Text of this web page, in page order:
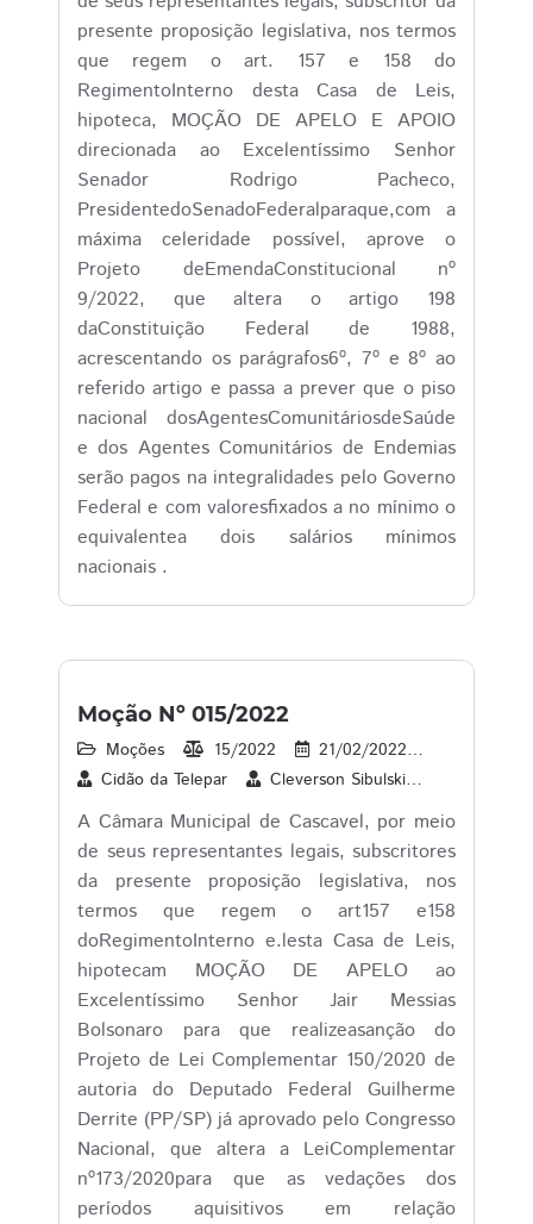
presente proposição legislativa, nos termos
que regem o art. 157 e 158 do
RegimentoInterno desta Casa de Leis,
hipoteca, MOÇÃO DE APELO E APOIO
direcionada ao Excelentíssimo Senhor
Senador Rodrigo Pacheco,
PresidentedoSenadoFederalparaque,com a
máxima celeridade possível, aprove o
Projeto deEmendaConstitucional nº
9/2022, que altera o artigo 198
daConstituição Federal de 1988,
acrescentando os parágrafos6º, 7º e 8º ao
referido artigo e passa a prever que o piso
nacional dosAgentesComunitáriosdeSaúde
e dos Agentes Comunitários de Endemias
serão pagos na integralidades pelo Governo
Federal e com valoresfixados a no mínimo o
equivalentea dois salários mínimos
nacionais .
Moção Nº 015/2022
Moções 15/2022 21/02/2022
Cidão da Telepar
Cleverson Sibulski
A Câmara Municipal de Cascavel, por meio
de seus representantes legais, subscritores
da presente proposição legislativa, nos
termos que regem o art157 e158
doRegimentoInterno e.lesta Casa de Leis,
hipotecam MOÇÃO DE APELO ao
Excelentíssimo Senhor Jair Messias
Bolsonaro para que realizeasanção do
Projeto de Lei Complementar 150/2020 de
autoria do Deputado Federal Guilherme
Derrite (PP/SP) já aprovado pelo Congresso
Nacional, que altera a LeiComplementar
nº173/2020para que as vedações dos
períodos aquisitivos em relação